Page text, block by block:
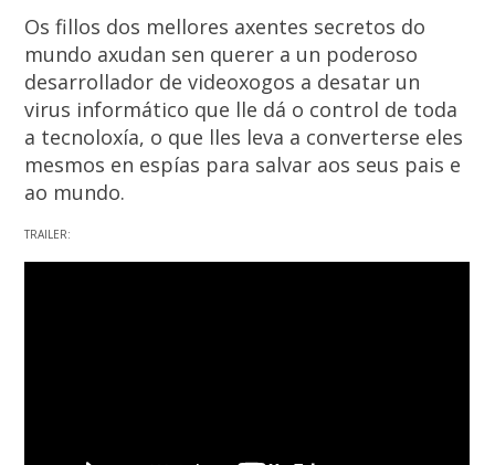
Os fillos dos mellores axentes secretos do
mundo axudan sen querer a un poderoso
desarrollador de videoxogos a desatar un
virus informático que lle dá o control de toda
a tecnoloxía, o que lles leva a converterse eles
mesmos en espías para salvar aos seus pais e
ao mundo.
TRAILER: